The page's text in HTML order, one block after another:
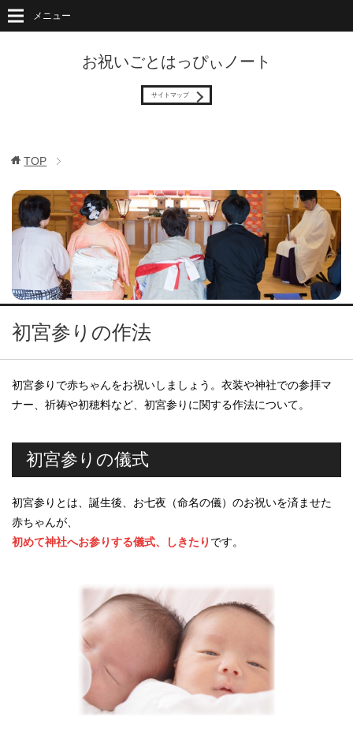
お祝いごとはっぴぃノート
サイトマップ
メニュー
TOP
初宮参りの作法
初宮参りで赤ちゃんをお祝いしましょう。衣装や神社での参拝マ
ナー、祈祷や初穂料など、初宮参りに関する作法について。
初宮参りの儀式
初宮参りとは、誕生後、お七夜（命名の儀）のお祝いを済ませた
赤ちゃんが、
初めて神社へお参りする儀式、しきたり です。